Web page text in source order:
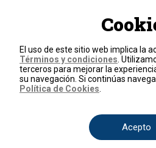
Política de
Términos y
© 2026, RCN
Todos los derechos
El uso de este sitio web implica la
Términos y condiciones .
terceros para mejorar la
su navegación. Si continúas
Política de Cookies
Acepto